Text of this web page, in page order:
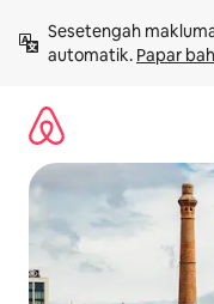
kandungan
Sesetengah
automatik. Papar